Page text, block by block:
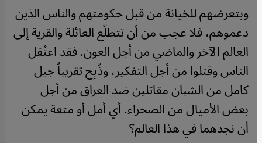
وبتعرضهم للخيانة من قبل حكومتهم والناس الذين
دعموهم، فلا عجب من أن تتطلّع العائلة والقرية إلى
العالم الآخر والماضي من أجل العون. فقد اعتُقل
الناس وقتلوا من أجل التفكير، وذُبِح تقريباً جيل
كامل من الشبان مقاتلين ضد العراق من أجل
بعض الأميال من الصحراء. أي أمل أو متعة يمكن
أن نجدهما في هذا العالم؟